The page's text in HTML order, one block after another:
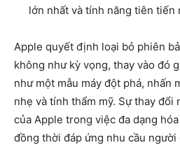
lớn nhất và tính năng tiên tiến
Apple quyết định loại bỏ phiên
không như kỳ vọng, thay vào đó
như một mẫu máy đột phá, nhấn
nhẹ và tính thẩm mỹ. Sự thay đổi
của Apple trong việc đa dạng
đồng thời đáp ứng nhu cầu